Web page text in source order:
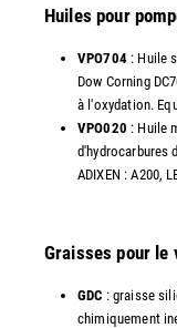
Huiles pour
VPO704: Huile
Dow Corning
à l'oxydation.
VPO020 : Huile
d'hydrocarbures
ADIXEN : A200,
Graisses pour le
GDC : graisse
chimiquement